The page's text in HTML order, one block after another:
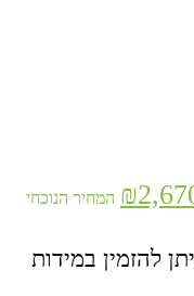
₪ המחיר הנוכחי
להזמין במידות